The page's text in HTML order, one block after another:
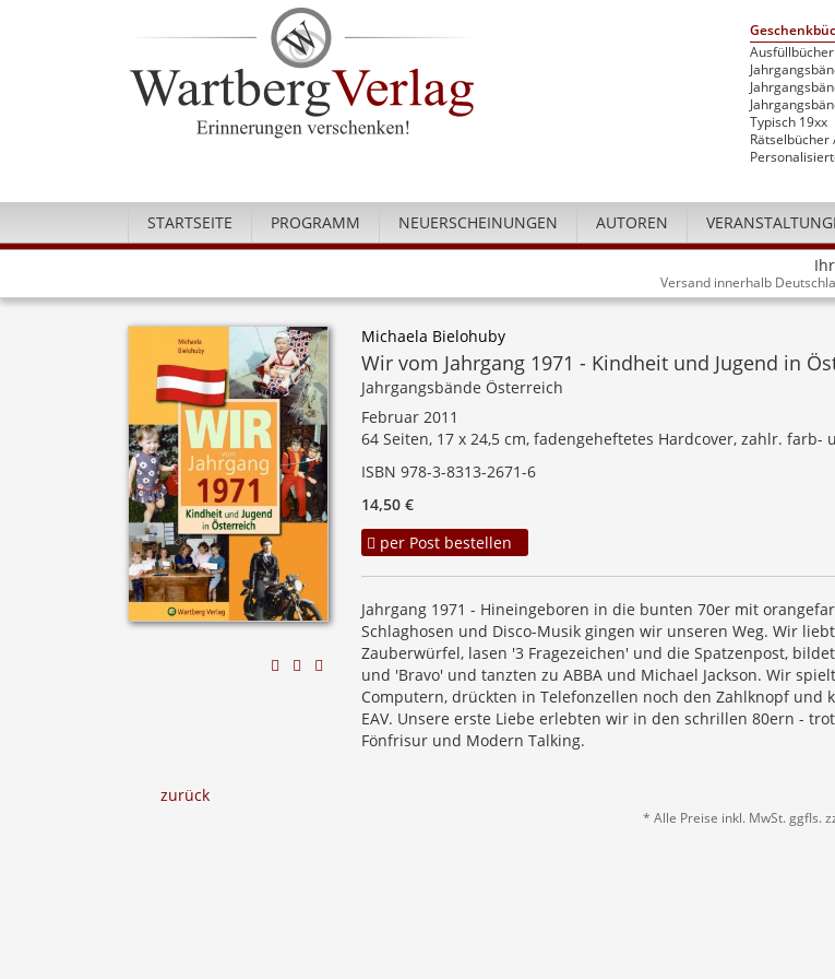
Ausfüllbücher
Typisch 19xx
Rätselbücher
STARTSEITE PROGRAMM NEUERSCHEINUNGEN AUTOREN
Versand innerhalb
Michaela Bielohuby
Wir vom Jahrgang 1971 - Kindheit und Jugend in
Jahrgangsbände Österreich
Februar 2011
64 Seiten, 17 x 24,5 cm, fadengeheftetes Hardcover, zahlr. farb-
ISBN 978-3-8313-2671-6
14,50 €
per Post bestellen
Jahrgang 1971 - Hineingeboren in die bunten 70er mit
Schlaghosen und Disco-Musik gingen wir unseren Weg. Wir
Zauberwürfel, lasen '3 Fragezeichen' und die Spatzenpost,
und 'Bravo' und tanzten zu ABBA und Michael Jackson. Wir
Computern, drückten in Telefonzellen noch den Zahlknopf und
EAV. Unsere erste Liebe erlebten wir in den schrillen 80ern -
Fönfrisur und Modern Talking.
zurück
* Alle Preise inkl. MwSt. ggfls.